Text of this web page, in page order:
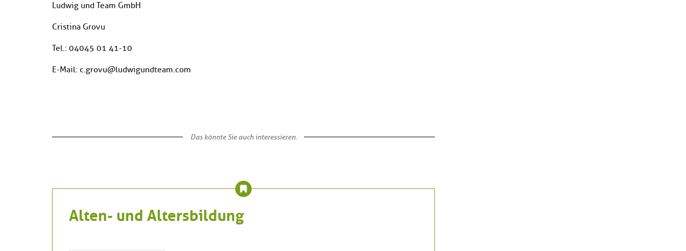
Ludwig und Team GmbH
Cristina Grovu
Tel.: 04045 01 41-10
E-Mail: c.grovu@ludwigundteam.com
Das könnte Sie auch interessieren.
Alten- und Altersbildung